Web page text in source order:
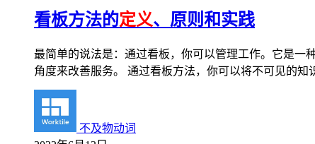
看板方法的定义、原则和实践
最简单的说法是：通过看板，你可以管理工作。它是一
角度来改善服务。 通过看板方法，你可以将不可见的
不及物动词